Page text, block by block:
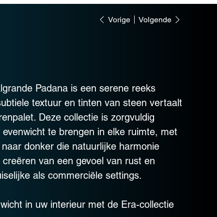
Vorige Volgende
Padana is een serene reeks
textuur en tinten van steen vertaalt
Deze collectie is zorgvuldig
te brengen in elke ruimte, met
donker die natuurlijke harmonie
van een gevoel van rust en
als commerciële settings.
in uw interieur met de Era-collectie